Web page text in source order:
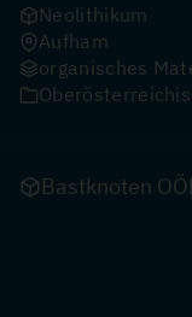
Neolithikum
Aufham
organisches
Bastknoten